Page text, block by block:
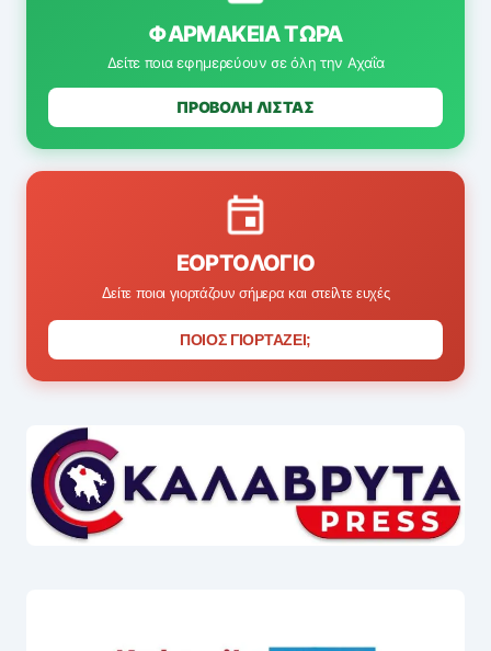
ΦΑΡΜΑΚΕΊΑ ΤΏΡΑ
Δείτε ποια εφημερεύουν σε όλη την Αχαΐα
ΠΡΟΒΟΛΗ ΛΙΣΤΑΣ
ΕΟΡΤΟΛΌΓΙΟ
Δείτε ποιοι γιορτάζουν σήμερα και στείλτε ευχές
ΠΟΙΟΣ ΓΙΟΡΤΑΖΕΙ;